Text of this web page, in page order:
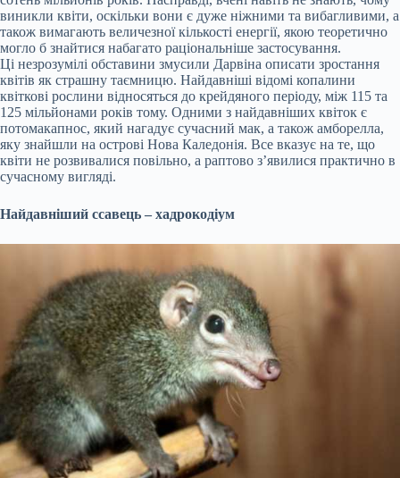
виникли квіти, оскільки вони є дуже ніжними та вибагливими, а
також вимагають величезної кількості енергії, якою теоретично
могло б знайтися набагато раціональніше застосування.
Ці незрозумілі обставини змусили Дарвіна описати зростання
квітів як страшну таємницю. Найдавніші відомі копалини
квіткові рослини відносяться до крейдяного періоду, між 115 та
125 мільйонами років тому. Одними з найдавніших квіток є
потомакапнос, який нагадує сучасний мак, а також амборелла,
яку знайшли на острові Нова Каледонія. Все вказує на те, що
квіти не розвивалися повільно, а раптово з’явилися практично в
сучасному вигляді.
Найдавніший ссавець – хадрокодіум